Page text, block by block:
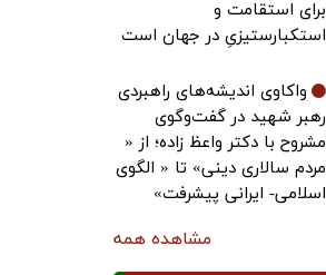
برای استقامت و
استکبارستیزیِ در جهان است
واکاوی اندیشه‌های راهبردی
رهبر شهید در گفت‌وگوی
مشروح با دکتر واعظ زاده؛ از «
مردم سالاری دینی» تا « الگوی
اسلامی- ایرانی پیشرفت»
مشاهده همه